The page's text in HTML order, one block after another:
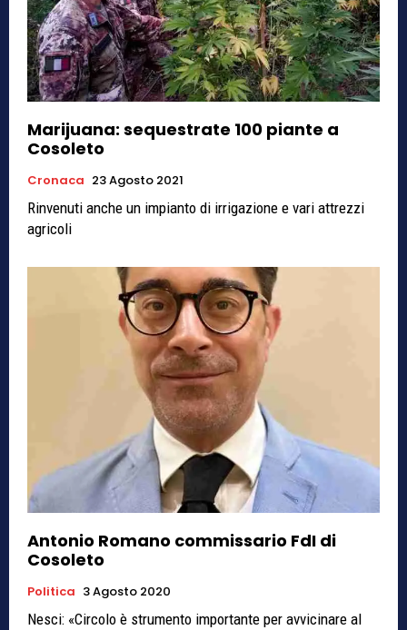
Marijuana: sequestrate 100 piante a
Cosoleto
Cronaca 23 Agosto 2021
Rinvenuti anche un impianto di irrigazione e vari attrezzi
agricoli
Antonio Romano commissario FdI di
Cosoleto
Politica 3 Agosto 2020
Nesci: «Circolo è strumento importante per avvicinare al